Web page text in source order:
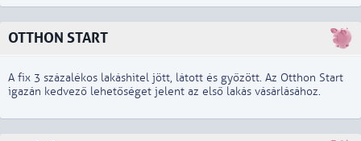
OTTHON START
A fix 3 százalékos lakáshitel jött, látott és győzött. Az Otthon Start
igazán kedvező lehetőséget jelent az első lakás vásárlásához.